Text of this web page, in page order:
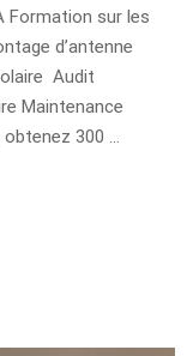
Formation sur les
d’antenne
Audit
Maintenance
300 …